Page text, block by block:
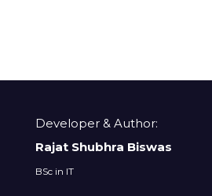
Developer & Author:
Rajat Shubhra Biswas
BSc in IT